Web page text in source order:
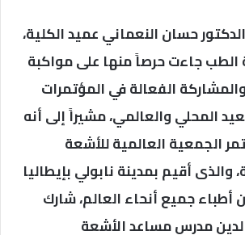
حسان النعماني عميد الكلية،
جاءت حرصاً منها على مواكبة
الفعالة في المؤتمرات
المحلي والعالمي، مشيراً إلى أنه
الجمعية العالمية للأشعة
والذى أقيم بمدينة نابولي بإيطاليا
أطباء جميع أنحاء العالم، شارك
مدرس مساعد الأشعة